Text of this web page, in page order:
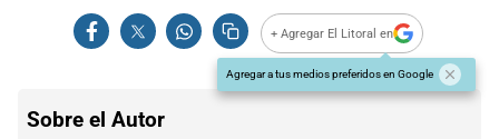
+ Agregar El Litoral en
Agregar a tus medios preferidos en Google
Sobre el Autor